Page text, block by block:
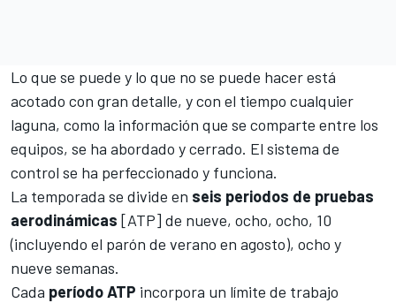
Lo que se puede y lo que no se puede hacer está
acotado con gran detalle, y con el tiempo cualquier
laguna, como la información que se comparte entre los
equipos, se ha abordado y cerrado. El sistema de
control se ha perfeccionado y funciona.
La temporada se divide en seis periodos de pruebas
aerodinámicas [ATP] de nueve, ocho, ocho, 10
(incluyendo el parón de verano en agosto), ocho y
nueve semanas.
Cada período ATP incorpora un límite de trabajo